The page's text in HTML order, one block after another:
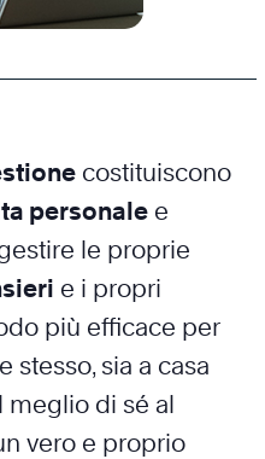
costituiscono
personale e
le proprie
e i propri
più efficace per
stesso, sia a casa
meglio di sé al
vero e proprio